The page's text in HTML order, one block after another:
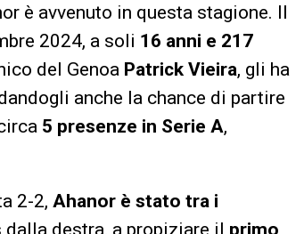
è avvenuto in questa stagione. Il
2024, a soli 16 anni e 217
del Genoa Patrick Vieira, gli ha
anche la chance di partire
5 presenze in Serie A,
2-2, Ahanor è stato tra i
dalla destra, a propiziare il primo